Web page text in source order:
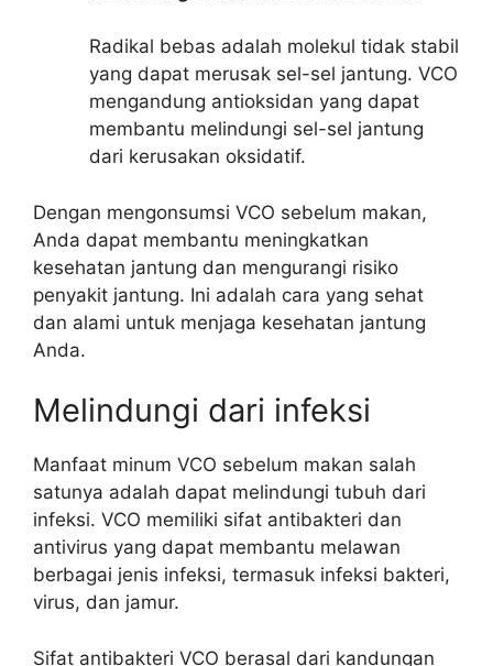
Radikal bebas adalah molekul tidak stabil
yang dapat merusak sel-sel jantung. VCO
mengandung antioksidan yang dapat
membantu melindungi sel-sel jantung
dari kerusakan oksidatif.
Dengan mengonsumsi VCO sebelum makan,
Anda dapat membantu meningkatkan
kesehatan jantung dan mengurangi risiko
penyakit jantung. Ini adalah cara yang sehat
dan alami untuk menjaga kesehatan jantung
Anda.
Melindungi dari infeksi
Manfaat minum VCO sebelum makan salah
satunya adalah dapat melindungi tubuh dari
infeksi. VCO memiliki sifat antibakteri dan
antivirus yang dapat membantu melawan
berbagai jenis infeksi, termasuk infeksi bakteri,
virus, dan jamur.
Sifat antibakteri VCO berasal dari kandungan